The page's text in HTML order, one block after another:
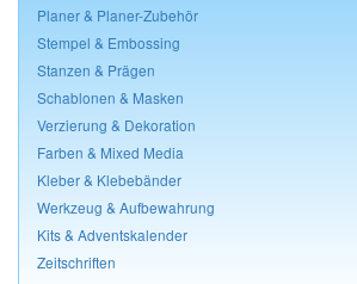
Planer & Planer-Zubehör
Stempel & Embossing
Stanzen & Prägen
Schablonen & Masken
Verzierung & Dekoration
Farben & Mixed Media
Kleber & Klebebänder
Werkzeug & Aufbewahrung
Kits & Adventskalender
Zeitschriften